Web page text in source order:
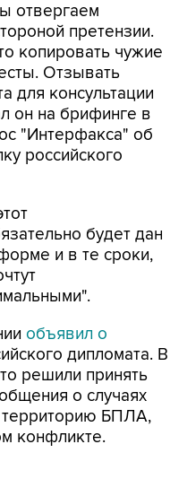
отвергаем
претензии.
копировать чужие
Отзывать
для консультации
он на брифинге в
"Интерфакса" об
российского
будет дан
и в те сроки,
объявил о
дипломата. В
решили принять
о случаях
территорию БПЛА,
конфликте.